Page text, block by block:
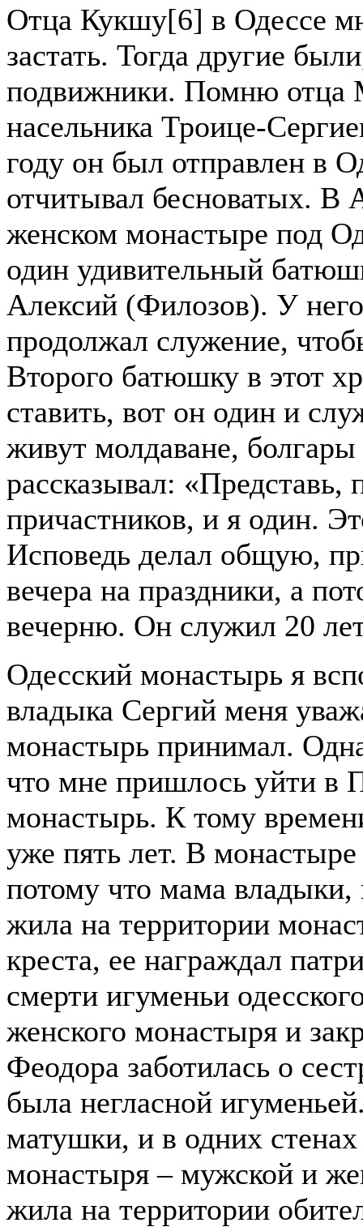
Отца Кукшу[6] в Одессе
застать. Тогда другие
подвижники. Помню отца
насельника Троице-
году он был отправлен в
отчитывал бесноватых. В
женском монастыре под
один удивительный
Алексий (Филозов). У
продолжал служение,
Второго батюшку в этот
ставить, вот он один и
живут молдаване,
рассказывал: «Представь,
причастников, и я один.
Исповедь делал общую,
вечера на праздники, а
вечерню. Он служил 20
Одесский монастырь я
владыка Сергий меня
монастырь принимал.
что мне пришлось уйти в
монастырь. К тому
уже пять лет. В
потому что мама
жила на территории
креста, ее награждал
смерти игуменьи
женского монастыря и
Феодора заботилась о
была негласной
матушки, и в одних
монастыря – мужской и
жила на территории